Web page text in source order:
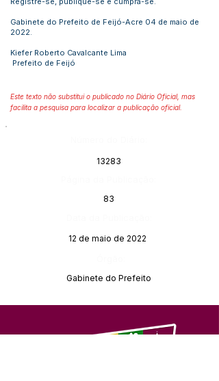
Gabinete do Prefeito de Feijó-Acre 04 de maio de
2022.
Kiefer Roberto Cavalcante Lima
Prefeito de Feijó
Este texto não substitui o publicado no Diário Oficial, mas
facilita a pesquisa para localizar a publicação oficial.
13283
83
12 de maio de 2022
Gabinete do Prefeito